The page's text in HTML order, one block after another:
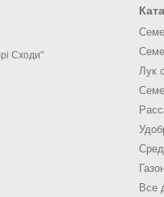
Сходи"
Лук
Все